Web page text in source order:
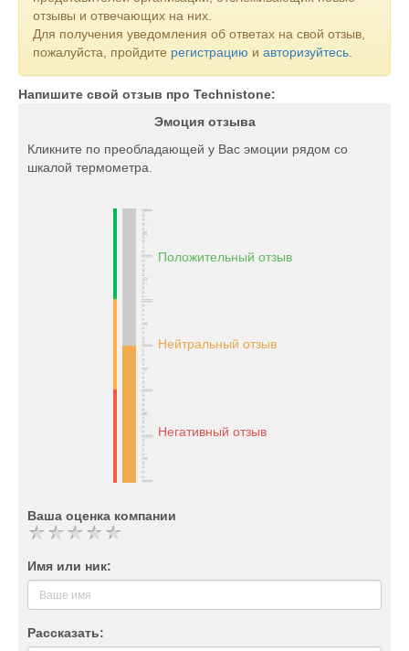
отзывы и отвечающих на них.
Для получения уведомления об ответах на свой отзыв,
пожалуйста, пройдите регистрацию и авторизуйтесь
Напишите свой отзыв про Technistone:
Эмоция отзыва
Кликните по преобладающей у Вас эмоции рядом со
шкалой термометра.
Положительный отзыв
Нейтральный отзыв
Негативный отзыв
Ваша оценка компании
Имя или ник:
Рассказать: